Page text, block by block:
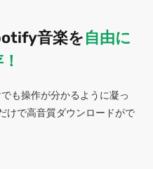
音楽を自由に
も操作が分かるように凝っ
けで高音質ダウンロードがで